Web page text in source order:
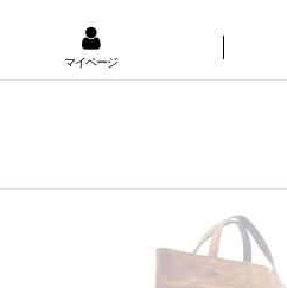
マイページ